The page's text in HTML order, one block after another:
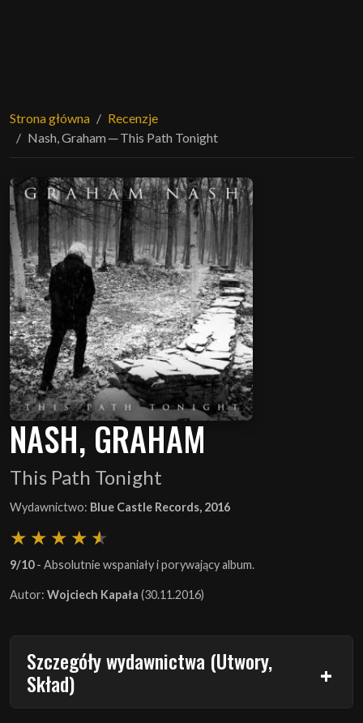
Strona główna
Recenzje
Nash, Graham ─ This Path Tonight
NASH, GRAHAM
This Path Tonight
Wydawnictwo: Blue Castle Records, 2016
9/10- Absolutnie wspaniały i porywający album.
Autor: Wojciech Kapała (30.11.2016)
Szczegóły wydawnictwa (Utwory,
Skład)